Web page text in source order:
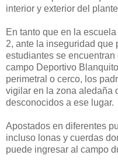
interior y exterior del
En tanto que en la
2, ante la inseguridad que
estudiantes se
campo Deportivo
perimetral o cerco, los
vigilar en la zona aledaña
desconocidos a ese lugar.
Apostados en diferentes
incluso lonas y cuerdas
puede ingresar al campo